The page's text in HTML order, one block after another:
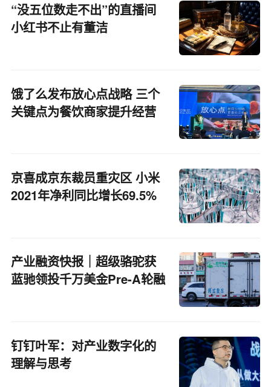
“没五位数走不出”的直播间
小红书不止有董洁
饿了么发布放心点战略 三个
关键点为餐饮商家提升经营
京喜成京东裁员重灾区 小米
2021年净利同比增长69.5%
产业融资快报｜超级骆驼获
蓝驰领投千万美金Pre-A轮融
钉钉叶军：对产业数字化的
理解与思考